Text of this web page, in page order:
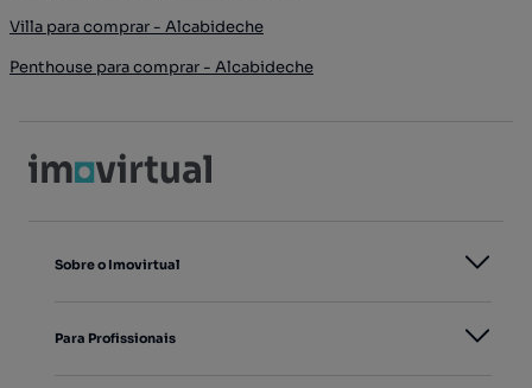
Villa para comprar - Alcabideche
Penthouse para comprar - Alcabideche
Sobre o Imovirtual
Para Profissionais